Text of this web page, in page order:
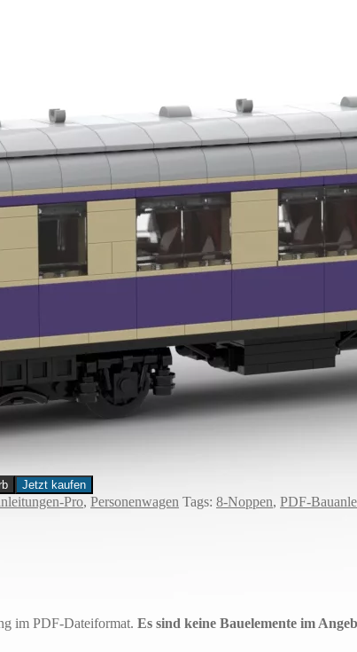
Jetzt kaufen
Pro, Personenwagen Tags: 8-Noppen, PDF-
im PDF-Dateiformat. Es sind keine Bauelemente im